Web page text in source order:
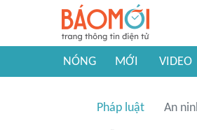
NÓNG MỚI VIDEO
Pháp luật An